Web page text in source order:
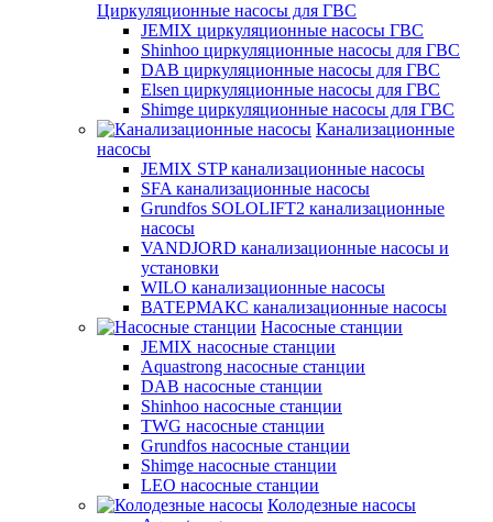
Циркуляционные насосы для ГВС
JEMIX циркуляционные насосы ГВС
Shinhoo циркуляционные насосы для ГВС
DAB циркуляционные насосы для ГВС
Elsen циркуляционные насосы для ГВС
Shimge циркуляционные насосы для ГВС
Канализационные
насосы
JEMIX STP канализационные насосы
SFA канализационные насосы
Grundfos SOLOLIFT2 канализационные
насосы
VANDJORD канализационные насосы и
установки
WILO канализационные насосы
ВАТЕРМАКС канализационные насосы
Насосные станции
JEMIX насосные станции
Aquastrong насосные станции
DAB насосные станции
Shinhoo насосные станции
TWG насосные станции
Grundfos насосные станции
Shimge насосные станции
LEO насосные станции
Колодезные насосы